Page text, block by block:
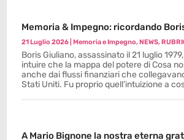
Memoria & Impegno: ricordando
21 Luglio 2026 |Memoria e Impegno,NEWS,
Boris Giuliano, assassinato il 21 luglio
intuire che la mappa del potere di Cosa
anche dai flussi finanziari che
Stati Uniti. Fu proprio quell’intuizione a
A Mario Bignone la nostra eterna